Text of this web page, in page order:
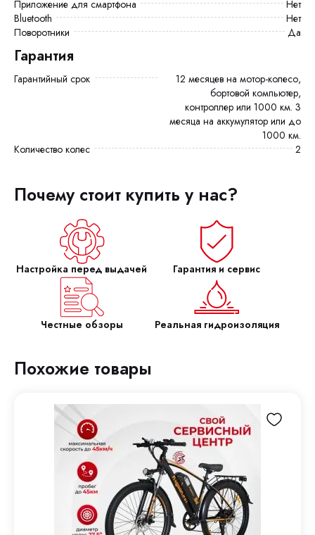
Приложение для смартфона
Нет
Bluetooth
Нет
Поворотники
Да
Гарантия
Гарантийный срок
12 месяцев на мотор-колесо,
бортовой компьютер,
контроллер или 1000 км. 3
месяца на аккумулятор или до
1000 км.
Количество колес
2
Почему стоит купить у нас?
Настройка перед выдачей Гарантия и сервис
Честные обзоры Реальная гидроизоляция
Похожие товары